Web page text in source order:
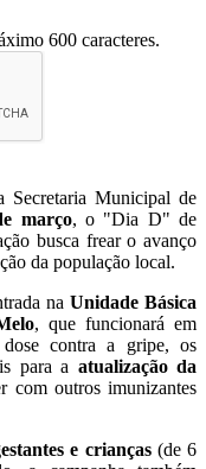
600 caracteres.
Secretaria Municipal de
março, o "Dia D" de
busca frear o avanço
da população local.
na Unidade Básica
, que funcionará em
contra a gripe, os
para a atualização da
com outros imunizantes
e crianças(de 6